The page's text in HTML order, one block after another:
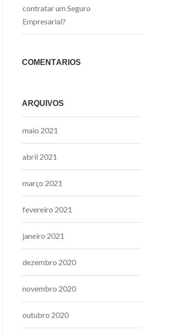
contratar um Seguro
Empresarial?
COMENTÁRIOS
ARQUIVOS
maio 2021
abril 2021
março 2021
fevereiro 2021
janeiro 2021
dezembro 2020
novembro 2020
outubro 2020